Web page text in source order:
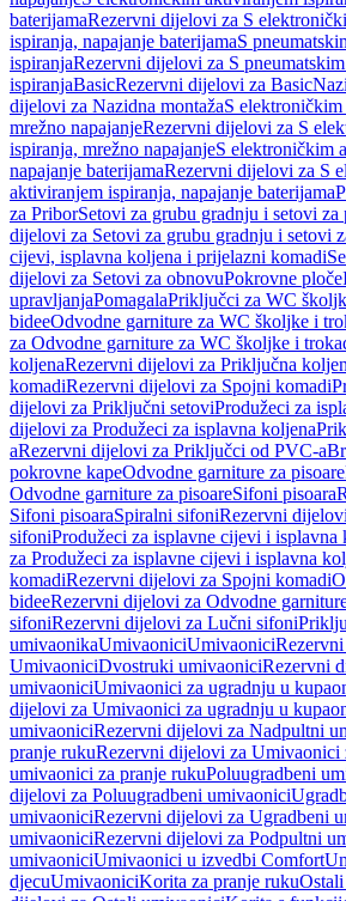
baterijamaRezervni dijelovi za S
ispiranja, napajanje baterijamaS
ispiranjaRezervni dijelovi za S
ispiranjaBasicRezervni dijelovi za Basic
dijelovi za Nazidna montažaS
mrežno napajanjeRezervni dijelovi za S
ispiranja, mrežno napajanjeS elektroničkim
napajanje baterijamaRezervni dijelovi za S
aktiviranjem ispiranja, napajanje baterijama
za PriborSetovi za grubu gradnju i setovi za
dijelovi za Setovi za grubu gradnju i setovi
cijevi, isplavna koljena i prijelazni komadi
dijelovi za Setovi za obnovuPokrovne ploče
upravljanjaPomagalaPriključci za WC
bideeOdvodne garniture za WC školjke i
za Odvodne garniture za WC školjke i
koljenaRezervni dijelovi za Priključna
komadiRezervni dijelovi za Spojni komadi
dijelovi za Priključni setoviProdužeci za
dijelovi za Produžeci za isplavna koljena
aRezervni dijelovi za Priključci od PVC-a
pokrovne kapeOdvodne garniture za pisoare
Odvodne garniture za pisoareSifoni pisoara
Sifoni pisoaraSpiralni sifoniRezervni
sifoniProdužeci za isplavne cijevi i isplavna
za Produžeci za isplavne cijevi i isplavna
komadiRezervni dijelovi za Spojni komadi
bideeRezervni dijelovi za Odvodne
sifoniRezervni dijelovi za Lučni sifoni
umivaonikaUmivaoniciUmivaonici
UmivaoniciDvostruki umivaoniciRezervni
umivaoniciUmivaonici za ugradnju u
dijelovi za Umivaonici za ugradnju u
umivaoniciRezervni dijelovi za Nadpultni
pranje rukuRezervni dijelovi za Umivaonici
umivaonici za pranje rukuPoluugradbeni
dijelovi za Poluugradbeni umivaonici
umivaoniciRezervni dijelovi za Ugradbeni
umivaoniciRezervni dijelovi za Podpultni
umivaoniciUmivaonici u izvedbi Comfort
djecuUmivaoniciKorita za pranje ruku